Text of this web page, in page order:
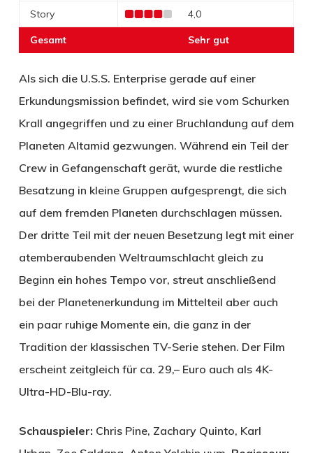
Story 4,0
Gesamt Sehr gut
Als sich die U.S.S. Enterprise gerade auf einer
Erkundungsmission befindet, wird sie vom Schurken
Krall angegriffen und zu einer Bruchlandung auf dem
Planeten Altamid gezwungen. Während ein Teil der
Crew in Gefangenschaft gerät, wurde die restliche
Besatzung in kleine Gruppen aufgesprengt, die sich
auf dem fremden Planeten durchschlagen müssen.
Der dritte Teil mit der neuen Besetzung legt mit einer
atemberaubenden Weltraumschlacht gleich zu
Beginn ein hohes Tempo vor, streut anschließend
bei der Planetenerkundung im Mittelteil aber auch
ein paar ruhige Momente ein, die ganz in der
Tradition der klassischen TV-Serie stehen. Der Film
erscheint zeitgleich für ca. 29,– Euro auch als 4K-
Ultra-HD-Blu-ray.
Schauspieler: Chris Pine, Zachary Quinto, Karl